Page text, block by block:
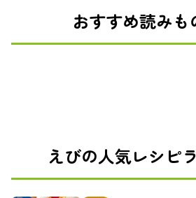
おすすめ読みも
えびの人気レシピ